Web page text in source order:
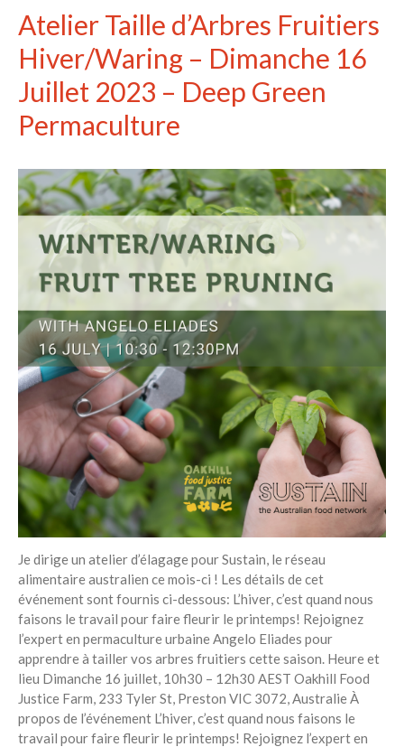
Atelier Taille d’Arbres Fruitiers
Hiver/Waring – Dimanche 16
Juillet 2023 – Deep Green
Permaculture
Je dirige un atelier d’élagage pour Sustain, le réseau
alimentaire australien ce mois-ci ! Les détails de cet
événement sont fournis ci-dessous: L’hiver, c’est quand nous
faisons le travail pour faire fleurir le printemps! Rejoignez
l’expert en permaculture urbaine Angelo Eliades pour
apprendre à tailler vos arbres fruitiers cette saison. Heure et
lieu Dimanche 16 juillet, 10h30 – 12h30 AEST Oakhill Food
Justice Farm, 233 Tyler St, Preston VIC 3072, Australie À
propos de l’événement L’hiver, c’est quand nous faisons le
travail pour faire fleurir le printemps! Rejoignez l’expert en